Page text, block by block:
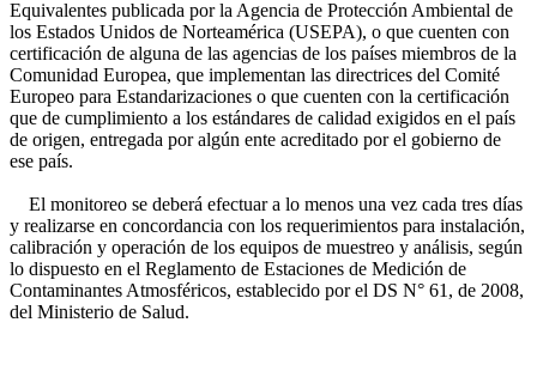
Equivalentes publicada por la Agencia de Protección Ambiental de
los Estados Unidos de Norteamérica (USEPA), o que cuenten con
certificación de alguna de las agencias de los países miembros de la
Comunidad Europea, que implementan las directrices del Comité
Europeo para Estandarizaciones o que cuenten con la certificación
que de cumplimiento a los estándares de calidad exigidos en el país
de origen, entregada por algún ente acreditado por el gobierno de
ese país.
El monitoreo se deberá efectuar a lo menos una vez cada tres días
y realizarse en concordancia con los requerimientos para instalación,
calibración y operación de los equipos de muestreo y análisis, según
lo dispuesto en el Reglamento de Estaciones de Medición de
Contaminantes Atmosféricos, establecido por el DS N° 61, de 2008,
del Ministerio de Salud.